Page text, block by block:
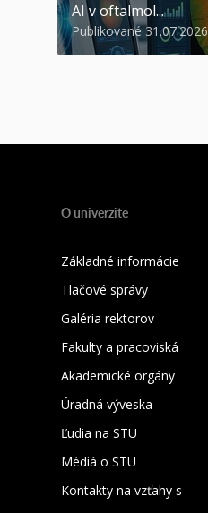
AI v oftalmol...
Publikované 31.07.2026
O univerzite
Základné informácie
Tlačové správy
Galéria rektorov
Fakulty a pracoviská
Akademické orgány
Úradná výveska
Ľudia na STU
Médiá o STU
Kontakty na vzťahy s